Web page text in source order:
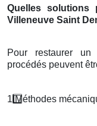
Quelles solutions
Villeneuve Saint
Pour restaurer
procédés peuvent
1️ Méthodes mé